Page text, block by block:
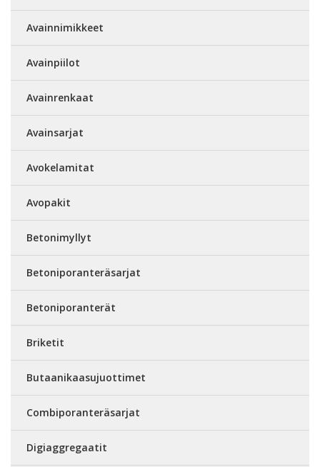
Avainnimikkeet
Avainpiilot
Avainrenkaat
Avainsarjat
Avokelamitat
Avopakit
Betonimyllyt
Betoniporanteräsarjat
Betoniporanterät
Briketit
Butaanikaasujuottimet
Combiporanteräsarjat
Digiaggregaatit